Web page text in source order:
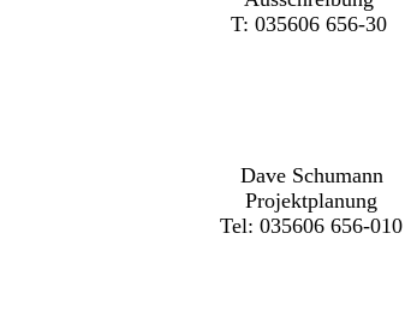
T: 035606 656-30
Dave Schumann
Projektplanung
Tel: 035606 656-010